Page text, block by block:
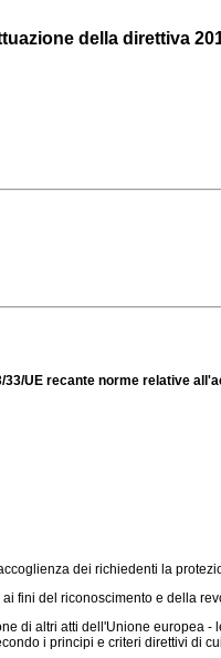
della direttiva
UE recante norme relative
dei richiedenti la
del riconoscimento e della
di altri atti dell'Unione europea
i principi e criteri direttivi di